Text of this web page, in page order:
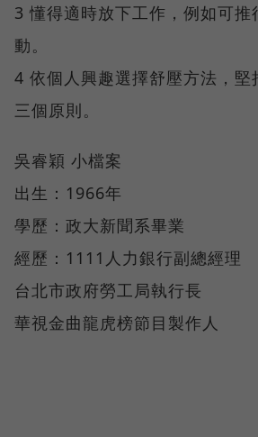
3 懂得適時放下工作，例如可推
動。
4 依個人興趣選擇舒壓方法，堅
三個原則。
吳睿穎 小檔案
出生：1966年
學歷：政大新聞系畢業
經歷：1111人力銀行副總經理
台北市政府勞工局執行長
華視金曲龍虎榜節目製作人